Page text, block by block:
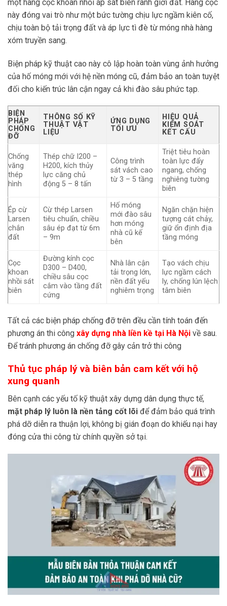
một hàng cọc khoan nhồi áp sát biên ranh giới đất. Hàng cọc
này đóng vai trò như một bức tường chịu lực ngầm kiên cố,
chịu toàn bộ tải trọng đất và áp lực tì đè từ móng nhà hàng
xóm truyền sang.
Biện pháp kỹ thuật cao này cô lập hoàn toàn vùng ảnh hưởng
của hố móng mới với hệ nền móng cũ, đảm bảo an toàn tuyệt
đối cho kiến trúc lân cận ngay cả khi đào sâu phức tạp.
BIỆN
PHÁP
CHỐNG
ĐỠ
THÔNG SỐ KỸ
THUẬT VẬT
LIỆU
ỨNG DỤNG
TỐI ƯU
HIỆU QUẢ
KIỂM SOÁT
KẾT CẤU
Chống
văng
thép
hình
Thép chữ I200 –
H200, kích thủy
lực căng chủ
động 5 – 8 tấn
Công trình
sát vách cao
từ 3 – 5 tầng
Triệt tiêu hoàn
toàn lực đẩy
ngang, chống
nghiêng tường
biên
Ép cừ
Larsen
chắn
đất
Cừ thép Larsen
tiêu chuẩn, chiều
sâu ép đạt từ 6m
– 9m
Hố móng
mới đào sâu
hơn móng
nhà cũ kế
bên
Ngăn chặn hiện
tượng cát chảy,
giữ ổn định địa
tầng móng
Cọc
khoan
nhồi sát
biên
Đường kính cọc
D300 – D400,
chiều sâu cọc
cắm vào tầng đất
cứng
Nhà lân cận
tải trọng lớn,
nền đất yếu
nghiêm trọng
Tạo vách chịu
lực ngầm cách
ly, chống lún lệch
tâm biên
Tất cả các biện pháp chống đỡ trên đều cần tính toán đến
phương án thi công xây dựng nhà liền kề tại Hà Nội về sau.
Để tránh phương án chống đỡ gây cản trở thi công
Thủ tục pháp lý và biên bản cam kết với hộ
xung quanh
Bên cạnh các yếu tố kỹ thuật xây dựng dân dụng thực tế,
mặt pháp lý luôn là nền tảng cốt lõi để đảm bảo quá trình
phá dỡ diễn ra thuận lợi, không bị gián đoạn do khiếu nại hay
đóng cửa thi công từ chính quyền sở tại.